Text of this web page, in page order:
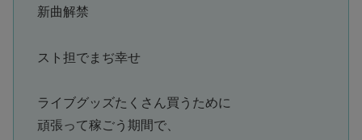
新曲解禁
スト担でまぢ幸せ
ライブグッズたくさん買うために
頑張って稼ごう期間で、